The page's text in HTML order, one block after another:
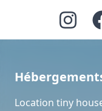
Location tiny